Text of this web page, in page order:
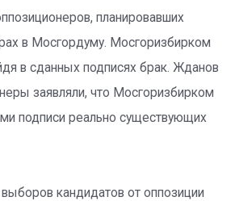
планировавших
в Мосгордуму. Мосгоризбирком
в сданных подписях брак. Жданов
заявляли, что Мосгоризбирком
подписи реально существующих
кандидатов от оппозиции